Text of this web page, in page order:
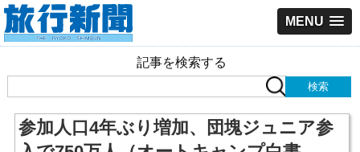
MENU
記事を検索する
参加人口4年ぶり増加、団塊ジュニア参